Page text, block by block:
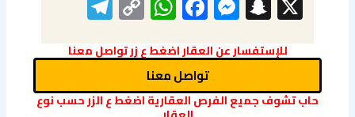
Link
للإستفسار عن العقار اضغط ع زر تواصل معنا
تواصل معنا
حاب تشوف جميع الفرص العقارية اضغط ع الزر حسب نوع